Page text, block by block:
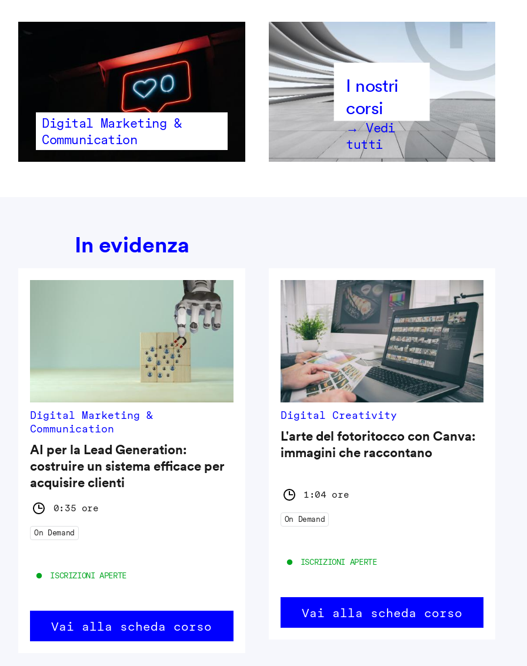
Digital Marketing &
Communication
→ Vedi
tutti
In evidenza
Digital Marketing &
Communication
AI per la Lead Generation:
costruire un sistema efficace per
acquisire clienti
0:35 ore
On Demand
ISCRIZIONI APERTE
Vai alla scheda corso
Digital Creativity
L'arte del fotoritocco con Canva:
immagini che raccontano
1:04 ore
On Demand
ISCRIZIONI APERTE
Vai alla scheda corso